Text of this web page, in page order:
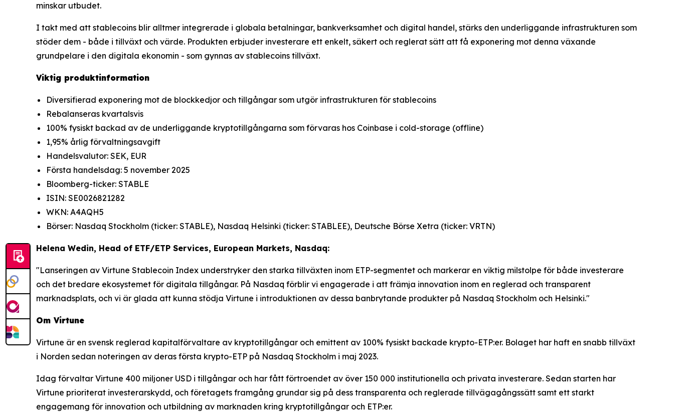
minskar utbudet.
I takt med att stablecoins blir alltmer integrerade i globala betalningar, bankverksamhet och digital handel, stärks den underliggande infrastrukturen som
stöder dem - både i tillväxt och värde. Produkten erbjuder investerare ett enkelt, säkert och reglerat sätt att få exponering mot denna växande
grundpelare i den digitala ekonomin - som gynnas av stablecoins tillväxt.
Viktig produktinformation
Diversifierad exponering mot de blockkedjor och tillgångar som utgör infrastrukturen för stablecoins
Rebalanseras kvartalsvis
100% fysiskt backad av de underliggande kryptotillgångarna som förvaras hos Coinbase i cold-storage (offline)
1,95% årlig förvaltningsavgift
Handelsvalutor: SEK, EUR
Första handelsdag: 5 november 2025
Bloomberg-ticker: STABLE
ISIN: SE0026821282
WKN: A4AQH5
Börser: Nasdaq Stockholm (ticker: STABLE), Nasdaq Helsinki (ticker: STABLEE), Deutsche Börse Xetra (ticker: VRTN)
Helena Wedin, Head of ETF/ETP Services, European Markets, Nasdaq:
"Lanseringen av Virtune Stablecoin Index understryker den starka tillväxten inom ETP-segmentet och markerar en viktig milstolpe för både investerare
och det bredare ekosystemet för digitala tillgångar. På Nasdaq förblir vi engagerade i att främja innovation inom en reglerad och transparent
marknadsplats, och vi är glada att kunna stödja Virtune i introduktionen av dessa banbrytande produkter på Nasdaq Stockholm och Helsinki."
Om Virtune
Virtune är en svensk reglerad kapitalförvaltare av kryptotillgångar och emittent av 100% fysiskt backade krypto-ETP:er. Bolaget har haft en snabb tillväxt
i Norden sedan noteringen av deras första krypto-ETP på Nasdaq Stockholm i maj 2023.
Idag förvaltar Virtune 400 miljoner USD i tillgångar och har fått förtroendet av över 150 000 institutionella och privata investerare. Sedan starten har
Virtune prioriterat investerarskydd, och företagets framgång grundar sig på dess transparenta och reglerade tillvägagångssätt samt ett starkt
engagemang för innovation och utbildning av marknaden kring kryptotillgångar och ETP:er.